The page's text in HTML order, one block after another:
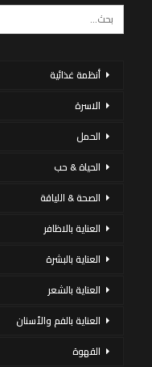
أنظمة غذائية
الاسرة
الحمل
الحياة & حب
الصحة & اللياقة
العناية بالاظافر
العناية بالبشرة
العناية بالشعر
العناية بالفم والأسنان
القهوة